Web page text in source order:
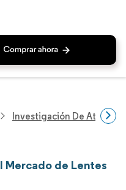
Investigación De
Mercado de Lentes